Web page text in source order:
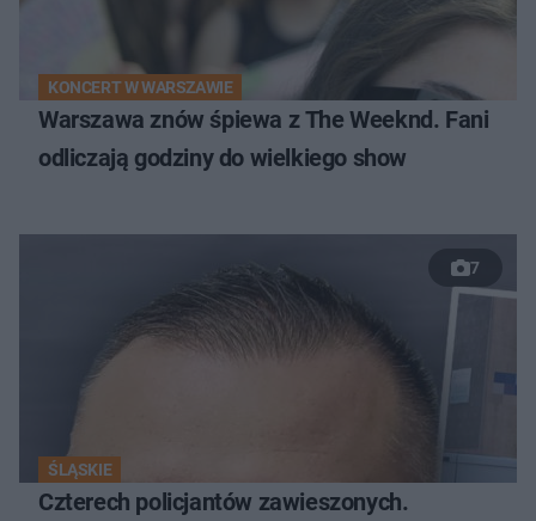
KONCERT W WARSZAWIE
Warszawa znów śpiewa z The Weeknd. Fani
odliczają godziny do wielkiego show
7
ŚLĄSKIE
Czterech policjantów zawieszonych.